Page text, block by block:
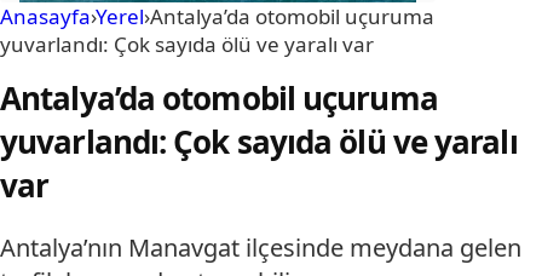
Anasayfa›Yerel›Antalya’da otomobil uçuruma
yuvarlandı: Çok sayıda ölü ve yaralı var
Antalya’da otomobil uçuruma
yuvarlandı: Çok sayıda ölü ve yaralı
var
Antalya’nın Manavgat ilçesinde meydana gelen